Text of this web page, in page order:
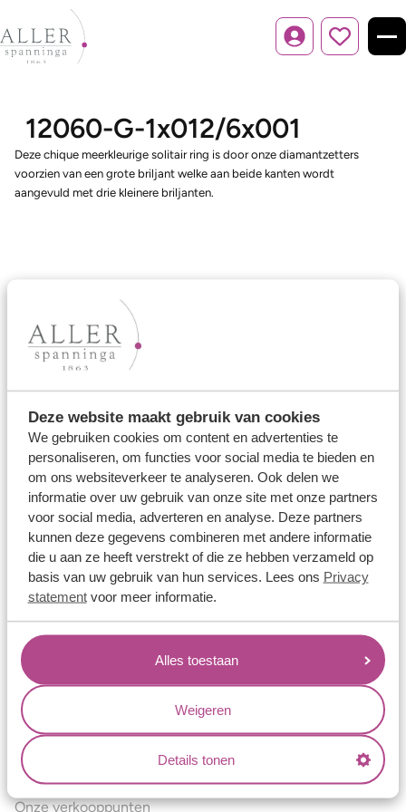
Deze website maakt gebruik van cookies
We gebruiken cookies om content en advertenties te
personaliseren, om functies voor social media te bieden en
om ons websiteverkeer te analyseren. Ook delen we
informatie over uw gebruik van onze site met onze partners
voor social media, adverteren en analyse. Deze partners
kunnen deze gegevens combineren met andere informatie
die u aan ze heeft verstrekt of die ze hebben verzameld op
basis van uw gebruik van hun services. Lees ons Privacy
statementvoor meer informatie.
Alles toestaan
Weigeren
Details tonen
Inloggen
12060-G-1x012/6x001
Deze chique meerkleurige solitair ring is door onze diamantzetters
voorzien van een grote briljant welke aan beide kanten wordt
aangevuld met drie kleinere briljanten.
Ons aanbod
Trouwringen
Verlovingsringen
Vriendschapsringen
Over ons
Aller Spanninga
Historie
Certificaten
Blogs
Jouw voordelen
Conflictvrije Materialen
Oneindig veel mogelijkheden
Kwaliteit
Juweliers & Contact
Onze verkooppunten